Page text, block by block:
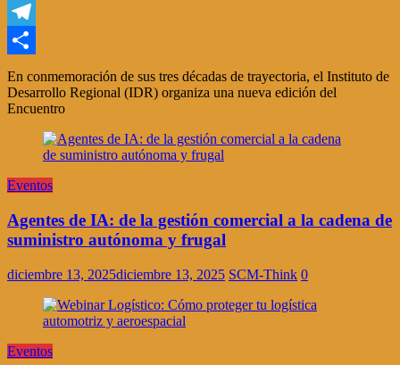
X
Telegram
Compartir
En conmemoración de sus tres décadas de trayectoria, el Instituto de
Desarrollo Regional (IDR) organiza una nueva edición del
Encuentro
Eventos
Agentes de IA: de la gestión comercial a la cadena de
suministro autónoma y frugal
diciembre 13, 2025diciembre 13, 2025 SCM-Think 0
Eventos